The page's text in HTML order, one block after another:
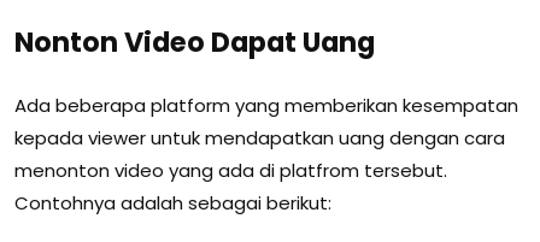
Nonton Video Dapat Uang
Ada beberapa platform yang memberikan kesempatan
kepada viewer untuk mendapatkan uang dengan cara
menonton video yang ada di platfrom tersebut.
Contohnya adalah sebagai berikut: